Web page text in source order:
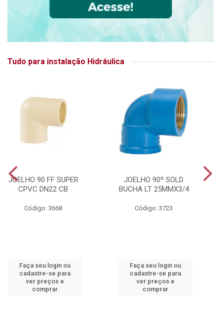
Tudo para instalação Hidráulica
JOELHO 90 FF SUPER
CPVC DN22 CB
Código: 3668
Faça seu login ou
cadastre-se para
ver preços e
comprar
JOELHO 90º SOLD
BUCHA LT 25MMX3/4
Código: 3723
Faça seu login ou
cadastre-se para
ver preços e
comprar